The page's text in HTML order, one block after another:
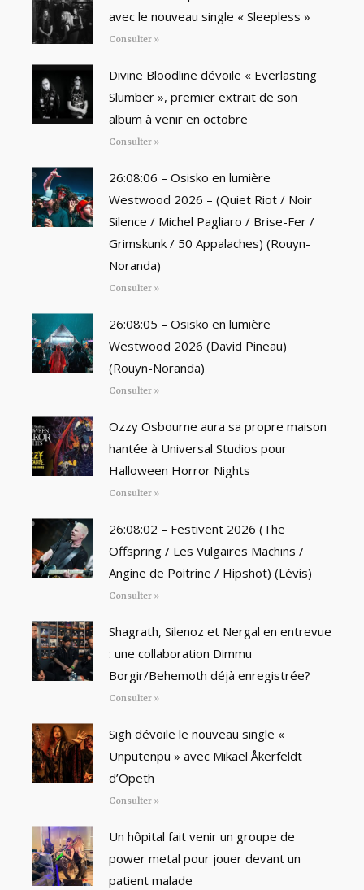
avec le nouveau single « Sleepless »
Consulter »
Divine Bloodline dévoile « Everlasting
Slumber », premier extrait de son
album à venir en octobre
Consulter »
26:08:06 – Osisko en lumière
Westwood 2026 – (Quiet Riot / Noir
Silence / Michel Pagliaro / Brise-Fer /
Grimskunk / 50 Appalaches) (Rouyn-
Noranda)
Consulter »
26:08:05 – Osisko en lumière
Westwood 2026 (David Pineau)
(Rouyn-Noranda)
Consulter »
Ozzy Osbourne aura sa propre maison
hantée à Universal Studios pour
Halloween Horror Nights
Consulter »
26:08:02 – Festivent 2026 (The
Offspring / Les Vulgaires Machins /
Angine de Poitrine / Hipshot) (Lévis)
Consulter »
Shagrath, Silenoz et Nergal en entrevue
: une collaboration Dimmu
Borgir/Behemoth déjà enregistrée?
Consulter »
Sigh dévoile le nouveau single «
Unputenpu » avec Mikael Åkerfeldt
d’Opeth
Consulter »
Un hôpital fait venir un groupe de
power metal pour jouer devant un
patient malade